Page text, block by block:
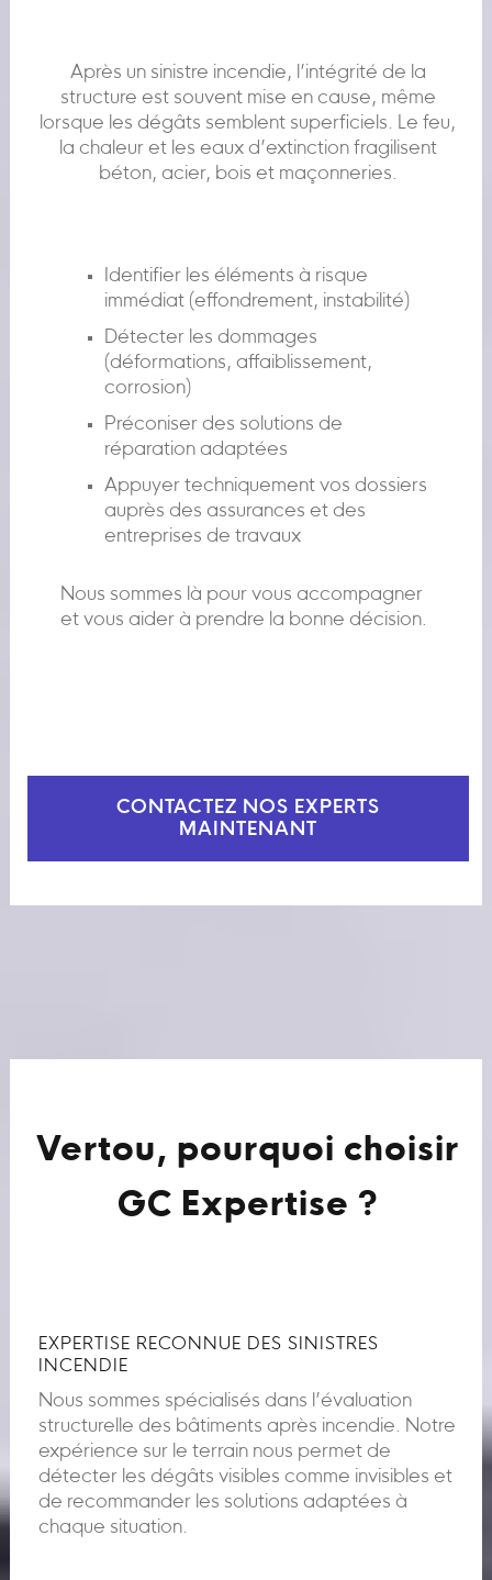
Après un sinistre incendie, l’intégrité de la
structure est souvent mise en cause, même
lorsque les dégâts semblent superficiels. Le feu,
la chaleur et les eaux d’extinction fragilisent
béton, acier, bois et maçonneries.
Identifier les éléments à risque
immédiat (effondrement, instabilité)
Détecter les dommages
(déformations, affaiblissement,
corrosion)
Préconiser des solutions de
réparation adaptées
Appuyer techniquement vos dossiers
auprès des assurances et des
entreprises de travaux
Nous sommes là pour vous accompagner
et vous aider à prendre la bonne décision.
CONTACTEZ NOS EXPERTS
MAINTENANT
Vertou, pourquoi choisir
GC Expertise ?
EXPERTISE RECONNUE DES SINISTRES
INCENDIE
Nous sommes spécialisés dans l’évaluation
structurelle des bâtiments après incendie. Notre
expérience sur le terrain nous permet de
détecter les dégâts visibles comme invisibles et
de recommander les solutions adaptées à
chaque situation.